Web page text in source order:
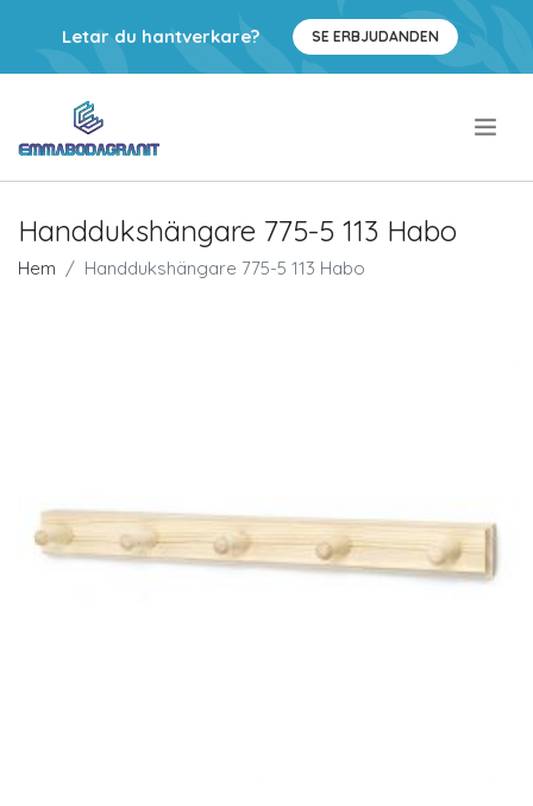
Letar du hantverkare? SE ERBJUDANDEN
Handdukshängare 775-5 113 Habo
Hem Handdukshängare 775-5 113 Habo